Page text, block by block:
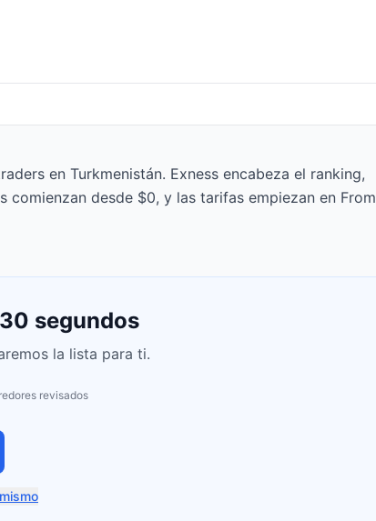
en Turkmenistán. Exness encabeza el ranking,
desde $0, y las tarifas empiezan en From
segundos
la lista para ti.
revisados